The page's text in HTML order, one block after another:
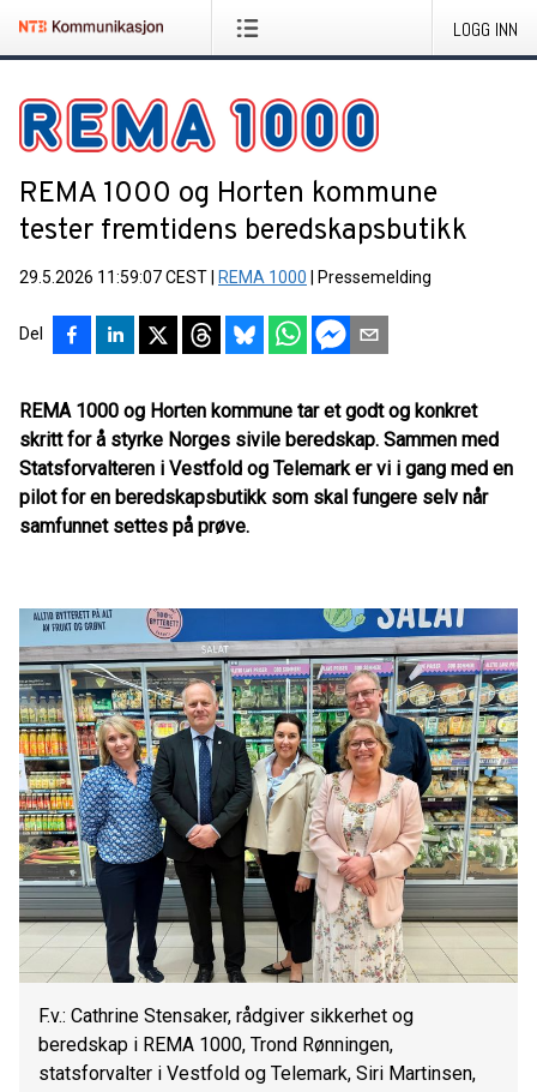
LOGG INN
REMA 1000 og Horten kommune
tester fremtidens beredskapsbutikk
29.5.2026 11:59:07 CEST REMA 1000 Pressemelding
Del
REMA 1000 og Horten kommune tar et godt og konkret
skritt for å styrke Norges sivile beredskap. Sammen med
Statsforvalteren i Vestfold og Telemark er vi i gang med en
pilot for en beredskapsbutikk som skal fungere selv når
samfunnet settes på prøve.
F.v.: Cathrine Stensaker, rådgiver sikkerhet og
beredskap i REMA 1000, Trond Rønningen,
statsforvalter i Vestfold og Telemark, Siri Martinsen,